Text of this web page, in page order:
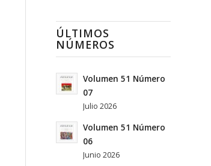
ÚLTIMOS
NÚMEROS
Volumen 51 Número
07
Julio 2026
Volumen 51 Número
06
Junio 2026